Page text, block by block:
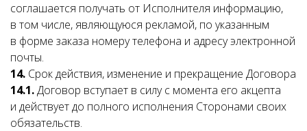
соглашается получать от Исполнителя информацию,
в том числе, являющуюся рекламой, по указанным
в форме заказа номеру телефона и адресу электронной
почты.
14. Срок действия, изменение и прекращение Договора
14.1.Договор вступает в силу с момента его акцепта
и действует до полного исполнения Сторонами своих
обязательств.